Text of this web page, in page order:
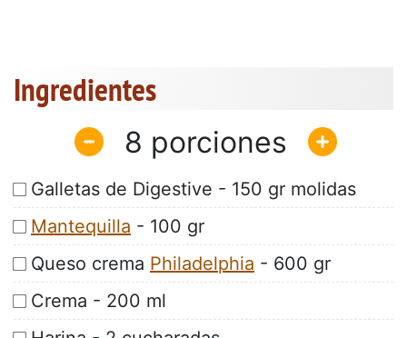
Ingredientes
8
Galletas de Digestive - 150 gr molidas
Mantequilla - 100 gr
Queso crema Philadelphia - 600 gr
Crema - 200 ml